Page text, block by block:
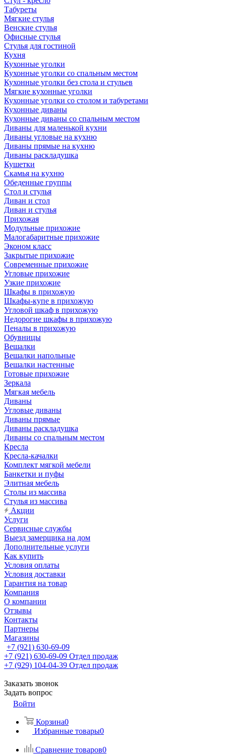
Табуреты
Мягкие стулья
Венские стулья
Офисные стулья
Стулья для гостиной
Кухня
Кухонные уголки
Кухонные уголки со спальным местом
Кухонные уголки без стола и стульев
Мягкие кухонные уголки
Кухонные уголки со столом и табуретами
Кухонные диваны
Кухонные диваны со спальным местом
Диваны для маленькой кухни
Диваны угловые на кухню
Диваны прямые на кухню
Диваны раскладушка
Кушетки
Скамья на кухню
Обеденные группы
Стол и стулья
Диван и стол
Диван и стулья
Прихожая
Модульные прихожие
Малогабаритные прихожие
Эконом класс
Закрытые прихожие
Современные прихожие
Угловые прихожие
Узкие прихожие
Шкафы в прихожую
Шкафы-купе в прихожую
Угловой шкаф в прихожую
Недорогие шкафы в прихожую
Пеналы в прихожую
Обувницы
Вешалки
Вешалки напольные
Вешалки настенные
Готовые прихожие
Зеркала
Мягкая мебель
Диваны
Угловые диваны
Диваны прямые
Диваны раскладушка
Диваны со спальным местом
Кресла
Кресла-качалки
Комплект мягкой мебели
Банкетки и пуфы
Элитная мебель
Столы из массива
Стулья из массива
Акции
Услуги
Сервисные службы
Выезд замерщика на дом
Дополнительные услуги
Как купить
Условия оплаты
Условия доставки
Гарантия на товар
Компания
О компании
Отзывы
Контакты
Партнеры
Магазины
+7 (921) 630-69-09
+7 (921) 630-69-09 Отдел продаж
+7 (929) 104-04-39 Отдел продаж
Заказать звонок
Задать вопрос
Войти
Корзина0
Избранные товары0
Сравнение товаров0